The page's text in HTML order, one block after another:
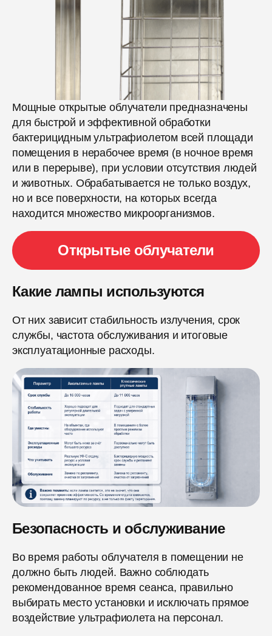
Мощные открытые облучатели предназначены
для быстрой и эффективной обработки
бактерицидным ультрафиолетом всей площади
помещения в нерабочее время (в ночное время
или в перерыве), при условии отсутствия людей
и животных. Обрабатывается не только воздух,
но и все поверхности, на которых всегда
находится множество микроорганизмов.
Открытые облучатели
Какие лампы используются
От них зависит стабильность излучения, срок
службы, частота обслуживания и итоговые
эксплуатационные расходы.
Безопасность и обслуживание
Во время работы облучателя в помещении не
должно быть людей. Важно соблюдать
рекомендованное время сеанса, правильно
выбирать место установки и исключать прямое
воздействие ультрафиолета на персонал.